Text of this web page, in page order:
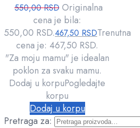
550,00RSD Originalna
cena je bila:
550,00 RSD.467,50 RSDTrenutna
cena je: 467,50 RSD.
"Za moju mamu" je idealan
poklon za svaku mamu.
Dodaj u korpuPogledajte
korpu
Dodaj u korpu
Pretraga za: